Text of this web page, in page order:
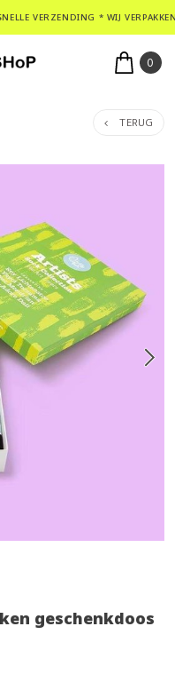
VERZENDING * WIJ
0
TERUG
geschenkdoos